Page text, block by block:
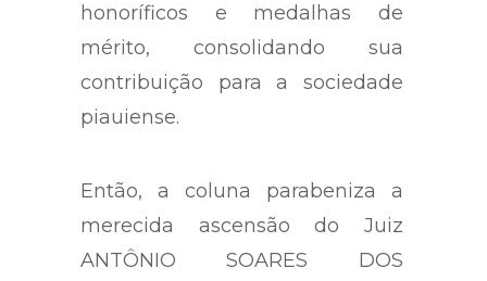
honoríficos e medalhas de
mérito, consolidando sua
contribuição para a sociedade
piauiense.
Então, a coluna parabeniza a
merecida ascensão do Juiz
ANTÔNIO SOARES DOS